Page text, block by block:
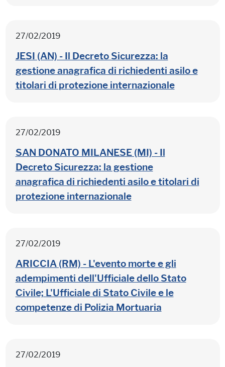
27/02/2019
JESI (AN) - Il Decreto Sicurezza: la
gestione anagrafica di richiedenti asilo e
titolari di protezione internazionale
27/02/2019
SAN DONATO MILANESE (MI) - Il
Decreto Sicurezza: la gestione
anagrafica di richiedenti asilo e titolari di
protezione internazionale
27/02/2019
ARICCIA (RM) - L'evento morte e gli
adempimenti dell'Ufficiale dello Stato
Civile; L'Ufficiale di Stato Civile e le
competenze di Polizia Mortuaria
27/02/2019